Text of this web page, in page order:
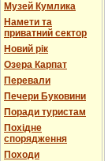
Музей Кумлика
Намети та
приватний сектор
Новий рік
Озера Карпат
Перевали
Печери Буковини
Поради туристам
Похідне
спорядження
Походи